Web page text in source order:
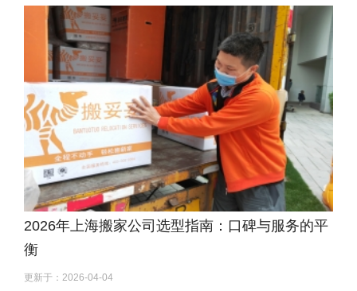
2026年上海搬家公司选型指南：口碑与服务的平
衡
更新于：2026-04-04